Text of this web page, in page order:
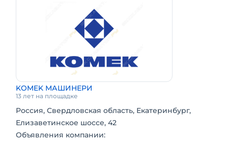
KOMEK МАШИНЕРИ
13 лет на площадке
Россия, Свердловская область, Екатеринбург,
Елизаветинское шоссе, 42
Объявления компании: